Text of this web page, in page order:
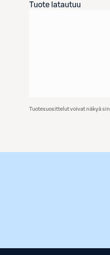
Tuote latautuu
Tuotesuosittelut voivat näkyä